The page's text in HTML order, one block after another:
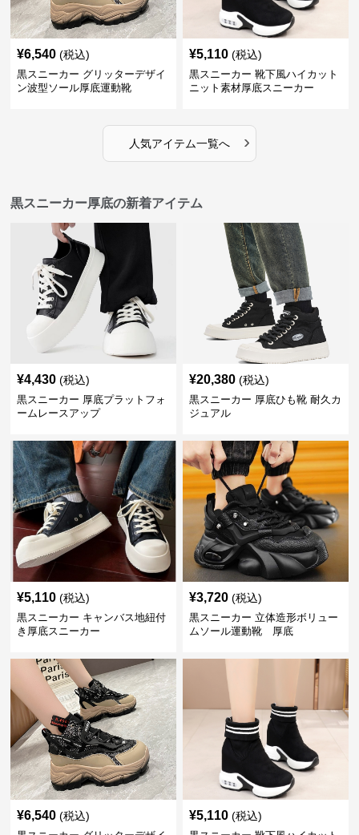
¥6,540 (税込)
黒スニーカー グリッターデザイ
ン波型ソール厚底運動靴
¥5,110 (税込)
黒スニーカー 靴下風ハイカット
ニット素材厚底スニーカー
人気アイテム一覧へ ›
黒スニーカー厚底の新着アイテム
¥4,430 (税込)
黒スニーカー 厚底プラットフォ
ームレースアップ
¥20,380 (税込)
黒スニーカー 厚底ひも靴 耐久カ
ジュアル
¥5,110 (税込)
黒スニーカー キャンバス地紐付
き厚底スニーカー
¥3,720 (税込)
黒スニーカー 立体造形ボリュー
ムソール運動靴 厚底
¥6,540 (税込) ¥5,110 (税込)